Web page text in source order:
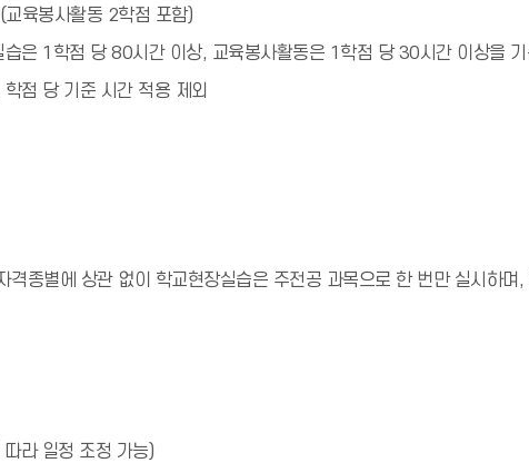
육봉사활동 2학점 포함)
은 1학점 당 80시간 이상, 교육봉사활동은 1학점 당 30시간 이상을
점 당 기준 시간 적용 제외
종별에 상관 없이 학교현장실습은 주전공 과목으로 한 번만 실시하며
라 일정 조정 가능)